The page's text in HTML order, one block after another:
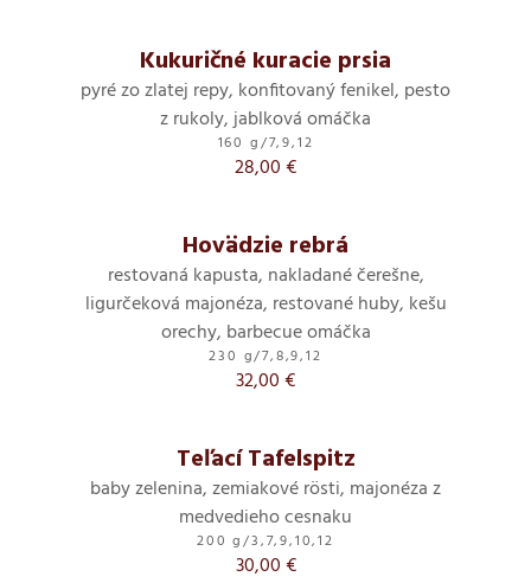
Kukuričné kuracie prsia
28,00 €
pyré zo zlatej repy, konfitovaný fenikel, pesto
z rukoly, jablková omáčka
160 g/7,9,12
Hovädzie rebrá
32,00 €
restovaná kapusta, nakladané čerešne,
ligurčeková majonéza, restované huby, kešu
orechy, barbecue omáčka
230 g/7,8,9,12
Teľací Tafelspitz
30,00 €
baby zelenina, zemiakové rösti, majonéza z
medvedieho cesnaku
200 g/3,7,9,10,12